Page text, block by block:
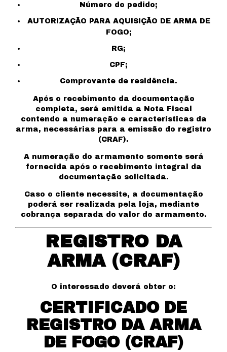
Número do pedido;
AUTORIZAÇÃO PARA AQUISIÇÃO DE ARMA DE
FOGO;
RG;
CPF;
Comprovante de residência.
Após o recebimento da documentação
completa, será emitida a Nota Fiscal
contendo a numeração e características da
arma, necessárias para a emissão do registro
(CRAF).
A numeração do armamento somente será
fornecida após o recebimento integral da
documentação solicitada.
Caso o cliente necessite, a documentação
poderá ser realizada pela loja, mediante
cobrança separada do valor do armamento.
REGISTRO DA
ARMA (CRAF)
O interessado deverá obter o:
CERTIFICADO DE
REGISTRO DA ARMA
DE FOGO (CRAF)